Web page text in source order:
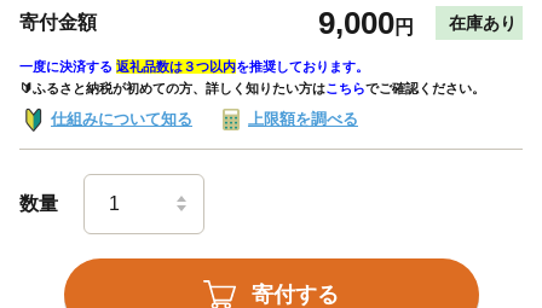
寄付金額 9,000円 在庫あり
一度に決済する 返礼品数は３つ以内を推奨しております。
🔰ふるさと納税が初めての方、詳しく知りたい方はこちらでご確認ください。
仕組みについて知る 上限額を調べる
数量
寄付する